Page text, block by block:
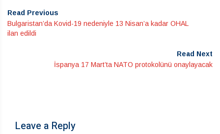
Read Previous
Bulgaristan’da Kovid-19 nedeniyle 13 Nisan’a kadar OHAL
ilan edildi
Read Next
İspanya 17 Mart’ta NATO protokolünü onaylayacak
Leave a Reply